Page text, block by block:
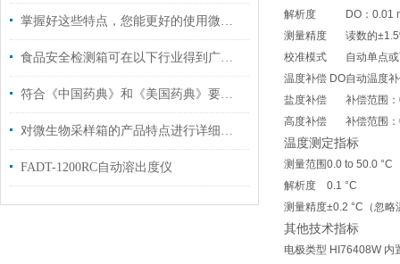
掌握好这些特点，您能更好的使用微粒分析仪
食品安全检测箱可在以下行业得到广泛应用
符合《中国药典》和《美国药典》要求自动取样溶出系统
对微生物采样箱的产品特点进行详细分析
FADT-1200RC自动溶出度仪
解析度
DO：0.01
测量精度
读数的
校准模式
自动单点
温度补偿 DO自动温度
盐度补偿
补偿范围
高度补偿
补偿范围
温度测定指标
测量范围0.0 to 50.0 °C
解析度
0.1 °C
测量精度±0.2 °C（忽略
其他技术指标
电极类型 HI76408W 内